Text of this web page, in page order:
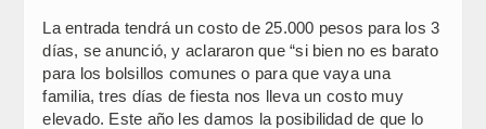
La entrada tendrá un costo de 25.000 pesos para los 3
días, se anunció, y aclararon que “si bien no es barato
para los bolsillos comunes o para que vaya una
familia, tres días de fiesta nos lleva un costo muy
elevado. Este año les damos la posibilidad de que lo